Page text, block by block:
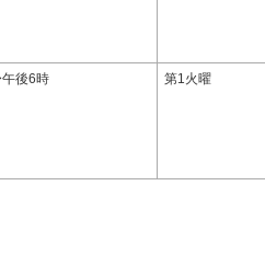
後6時 第1火曜